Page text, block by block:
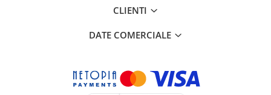
CLIENTI
DATE COMERCIALE